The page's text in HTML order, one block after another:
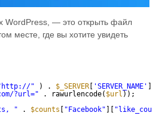
WordPress, — это открыть файл
месте, где вы хотите увидеть
http://" ) . $_SERVER 'SERVER_NAME'
?url=" . rawurlencode( $url ));
" . $counts "Facebook" "like_count"